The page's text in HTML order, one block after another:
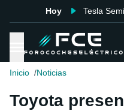
Hoy Tesla Semi
Inicio Noticias
Toyota